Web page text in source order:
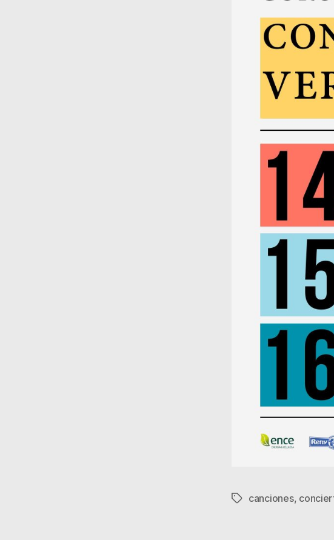
Etiquetas
canciones,